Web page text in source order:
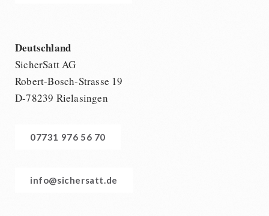
Deutschland
SicherSatt AG
Robert-Bosch-Strasse 19
D-78239 Rielasingen
07731 976 56 70
info@sichersatt.de